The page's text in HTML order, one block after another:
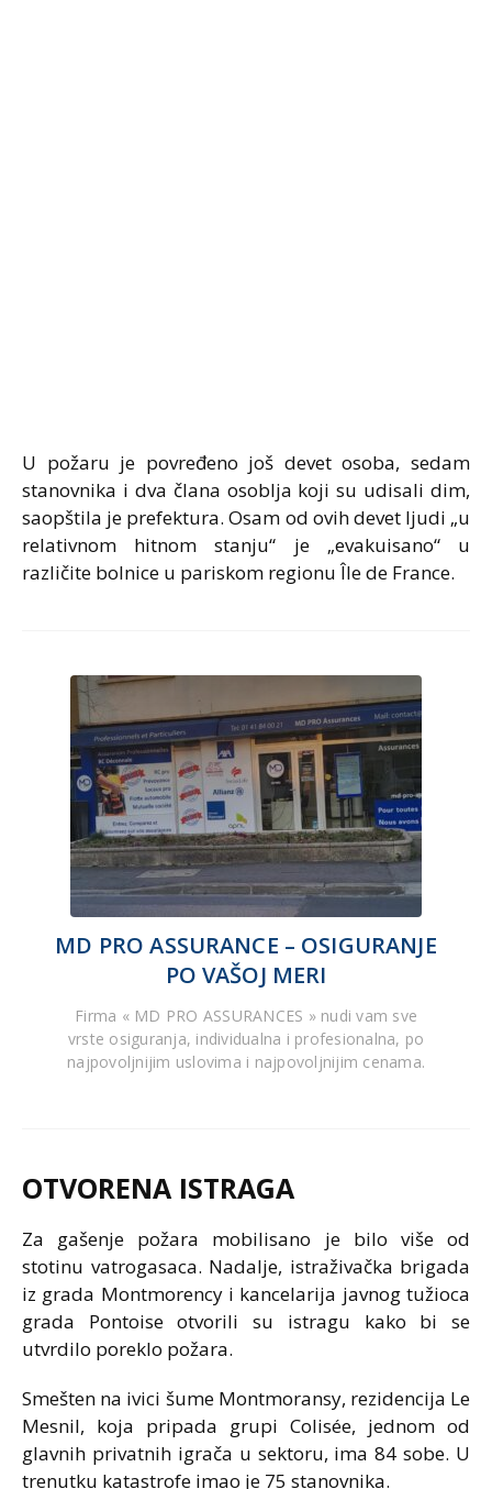
U požaru je povređeno još devet osoba, sedam
stanovnika i dva člana osoblja koji su udisali dim,
saopštila je prefektura. Osam od ovih devet ljudi „u
relativnom hitnom stanju“ je „evakuisano“ u
različite bolnice u pariskom regionu Île de France.
MD PRO ASSURANCE – OSIGURANJE
PO VAŠOJ MERI
Firma « MD PRO ASSURANCES » nudi vam sve
vrste osiguranja, individualna i profesionalna, po
najpovoljnijim uslovima i najpovoljnijim cenama.
OTVORENA ISTRAGA
Za gašenje požara mobilisano je bilo više od
stotinu vatrogasaca. Nadalje, istraživačka brigada
iz grada Montmorency i kancelarija javnog tužioca
grada Pontoise otvorili su istragu kako bi se
utvrdilo poreklo požara.
Smešten na ivici šume Montmoransy, rezidencija Le
Mesnil, koja pripada grupi Colisée, jednom od
glavnih privatnih igrača u sektoru, ima 84 sobe. U
trenutku katastrofe imao je 75 stanovnika.